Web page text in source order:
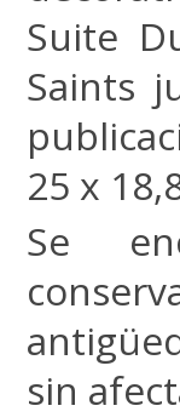
Suite
Saints
25 x
Se
sin